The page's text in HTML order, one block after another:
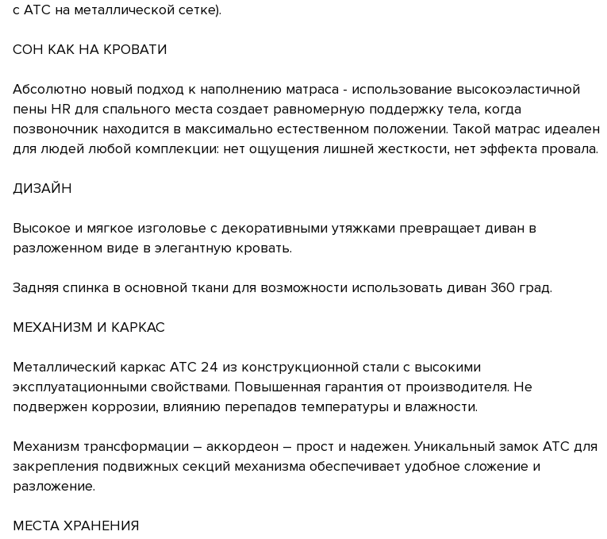
с АТС на металлической сетке).
СОН КАК НА КРОВАТИ
Абсолютно новый подход к наполнению матраса - использование высокоэластичной
пены HR для спального места создает равномерную поддержку тела, когда
позвоночник находится в максимально естественном положении. Такой матрас идеален
для людей любой комплекции: нет ощущения лишней жесткости, нет эффекта провала.
ДИЗАЙН
Высокое и мягкое изголовье с декоративными утяжками превращает диван в
разложенном виде в элегантную кровать.
Задняя спинка в основной ткани для возможности использовать диван 360 град.
МЕХАНИЗМ И КАРКАС
Металлический каркас АТС 24 из конструкционной стали с высокими
эксплуатационными свойствами. Повышенная гарантия от производителя. Не
подвержен коррозии, влиянию перепадов температуры и влажности.
Механизм трансформации – аккордеон – прост и надежен. Уникальный замок ATC для
закрепления подвижных секций механизма обеспечивает удобное сложение и
разложение.
МЕСТА ХРАНЕНИЯ